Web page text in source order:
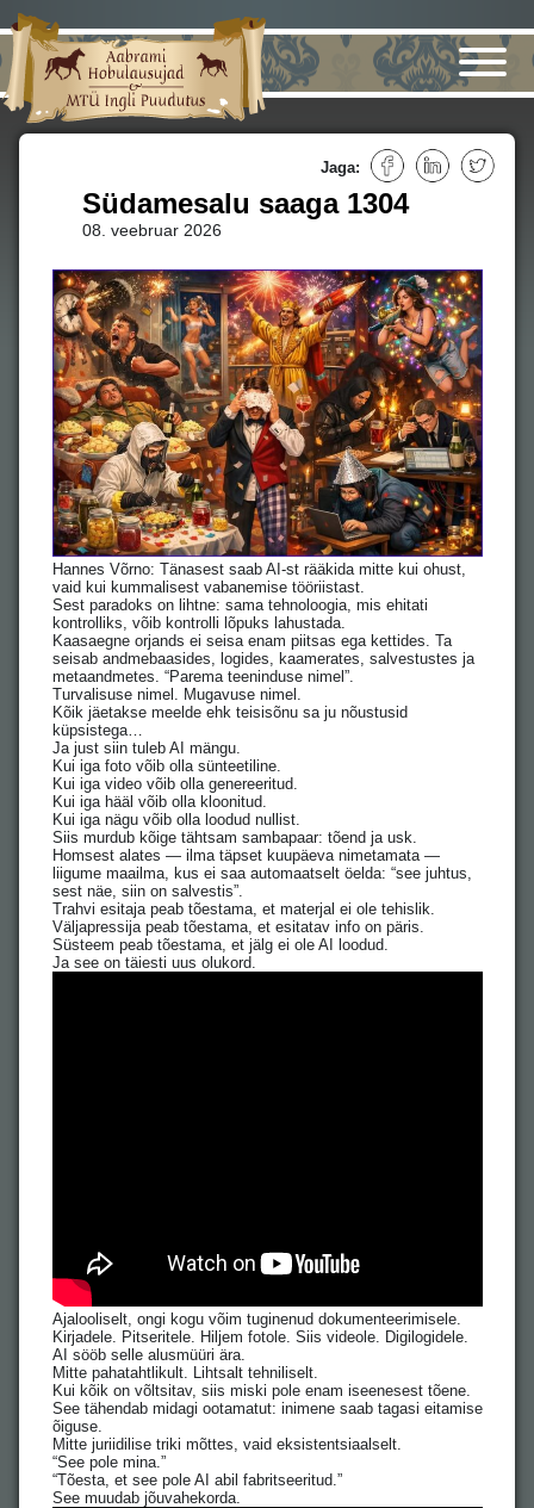
Südamesalu saaga 1304
08. veebruar 2026
Jaga:
Hannes Võrno: Tänasest saab AI-st rääkida mitte kui ohust,
vaid kui kummalisest vabanemise tööriistast.
Sest paradoks on lihtne: sama tehnoloogia, mis ehitati
kontrolliks, võib kontrolli lõpuks lahustada.
Kaasaegne orjands ei seisa enam piitsas ega kettides. Ta
seisab andmebaasides, logides, kaamerates, salvestustes ja
metaandmetes. “Parema teeninduse nimel”.
Turvalisuse nimel. Mugavuse nimel.
Kõik jäetakse meelde ehk teisisõnu sa ju nõustusid
küpsistega…
Ja just siin tuleb AI mängu.
Kui iga foto võib olla sünteetiline.
Kui iga video võib olla genereeritud.
Kui iga hääl võib olla kloonitud.
Kui iga nägu võib olla loodud nullist.
Siis murdub kõige tähtsam sambapaar: tõend ja usk.
Homsest alates — ilma täpset kuupäeva nimetamata —
liigume maailma, kus ei saa automaatselt öelda: “see juhtus,
sest näe, siin on salvestis”.
Trahvi esitaja peab tõestama, et materjal ei ole tehislik.
Väljapressija peab tõestama, et esitatav info on päris.
Süsteem peab tõestama, et jälg ei ole AI loodud.
Ja see on täiesti uus olukord.
Ajalooliselt, ongi kogu võim tuginenud dokumenteerimisele.
Kirjadele. Pitseritele. Hiljem fotole. Siis videole. Digilogidele.
AI sööb selle alusmüüri ära.
Mitte pahatahtlikult. Lihtsalt tehniliselt.
Kui kõik on võltsitav, siis miski pole enam iseenesest tõene.
See tähendab midagi ootamatut: inimene saab tagasi eitamise
õiguse.
Mitte juriidilise triki mõttes, vaid eksistentsiaalselt.
“See pole mina.”
“Tõesta, et see pole AI abil fabritseeritud.”
See muudab jõuvahekorda.